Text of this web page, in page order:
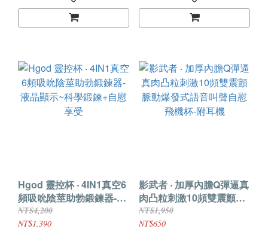
Hgod 靈控杯 ‧ 4IN1真空6
頻吸吮陰莖助勃鍛鍊器-液
晶顯示~科學鍛鍊+自慰享
受
NT$4,200
NT$1,390
影武者 ‧ 加厚內膽Q彈逼真
肉凸粒刺激10頻雙震顫脈
動爆發式語音叫聲自慰飛
機杯-附耳機
NT$1,950
NT$650